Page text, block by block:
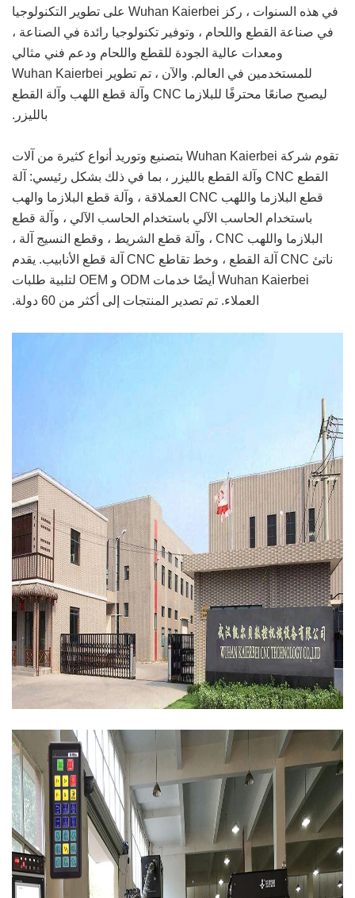
في هذه السنوات ، ركز Wuhan Kaierbei على تطوير التكنولوجيا
في صناعة القطع واللحام ، وتوفير تكنولوجيا رائدة في الصناعة ،
ومعدات عالية الجودة للقطع واللحام ودعم فني مثالي
للمستخدمين في العالم. والآن ، تم تطوير Wuhan Kaierbei
ليصبح صانعًا محترفًا للبلازما CNC وآلة قطع اللهب وآلة القطع
بالليزر.
تقوم شركة Wuhan Kaierbei بتصنيع وتوريد أنواع كثيرة من آلات
القطع CNC وآلة القطع بالليزر ، بما في ذلك بشكل رئيسي: آلة
قطع البلازما واللهب CNC العملاقة ، وآلة قطع البلازما والهب
باستخدام الحاسب الآلي باستخدام الحاسب الآلي ، وآلة قطع
البلازما واللهب CNC ، وآلة قطع الشريط ، وقطع النسيج آلة ،
ناتئ CNC آلة القطع ، وخط تقاطع CNC آلة قطع الأنابيب. يقدم
Wuhan Kaierbei أيضًا خدمات ODM و OEM لتلبية طلبات
العملاء. تم تصدير المنتجات إلى أكثر من 60 دولة.